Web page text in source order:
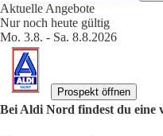
Aktuelle Angebote
Nur noch heute gültig
Mo. 3.8. - Sa. 8.8.2026
Prospekt öffnen
Bei Aldi Nord findest du eine